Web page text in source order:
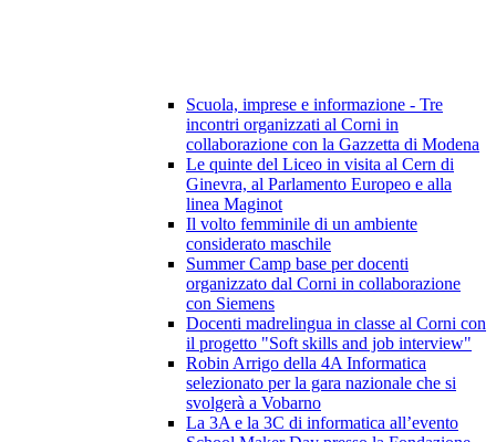
Scuola, imprese e informazione - Tre
incontri organizzati al Corni in
collaborazione con la Gazzetta di Modena
Le quinte del Liceo in visita al Cern di
Ginevra, al Parlamento Europeo e alla
linea Maginot
Il volto femminile di un ambiente
considerato maschile
Summer Camp base per docenti
organizzato dal Corni in collaborazione
con Siemens
Docenti madrelingua in classe al Corni con
il progetto "Soft skills and job interview"
Robin Arrigo della 4A Informatica
selezionato per la gara nazionale che si
svolgerà a Vobarno
La 3A e la 3C di informatica all’evento